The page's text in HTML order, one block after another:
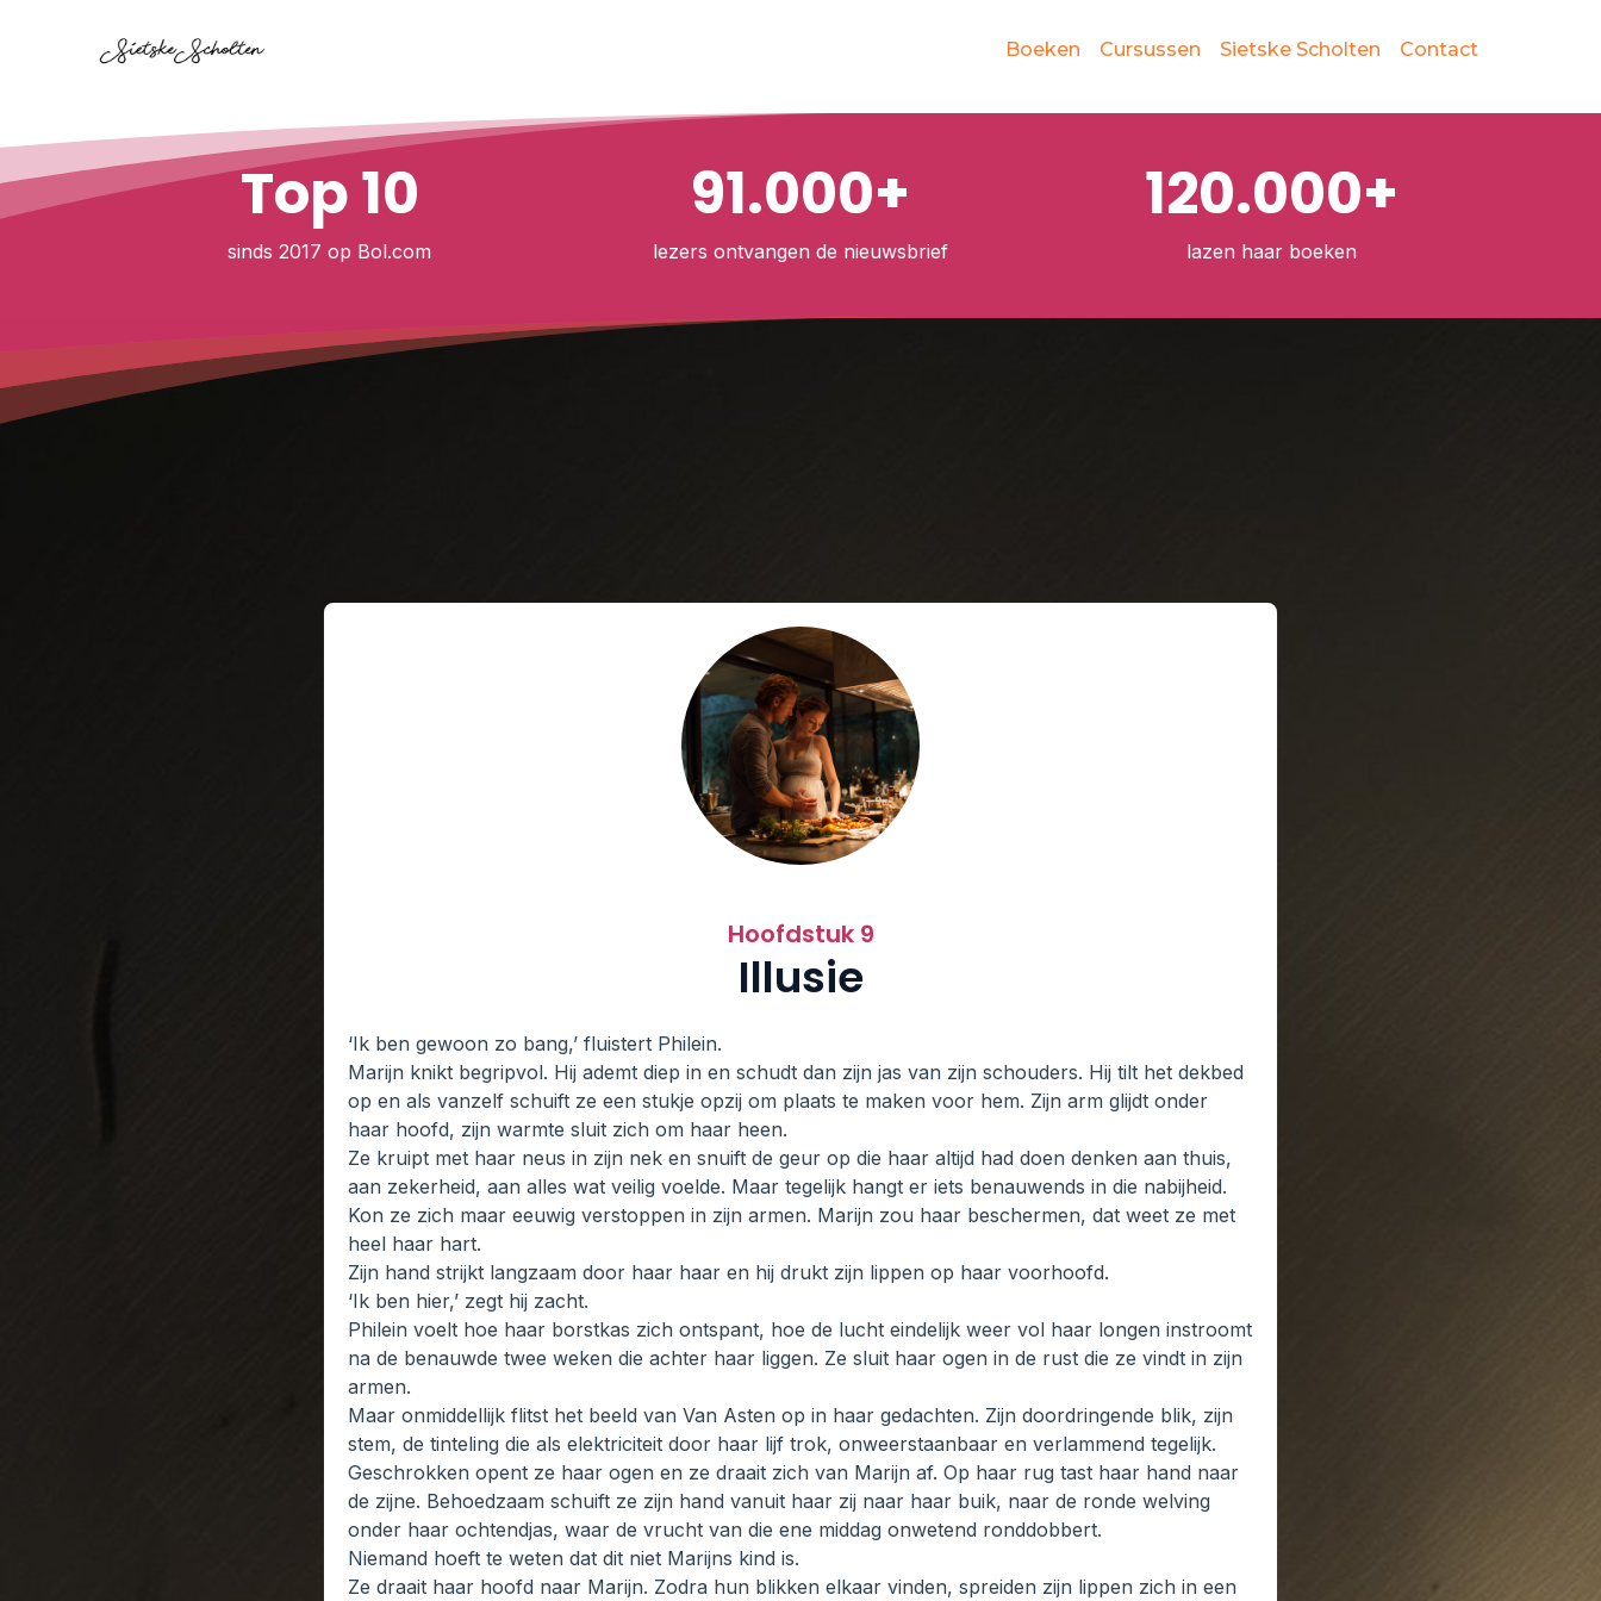
Boeken Cursussen Sietske Scholten Contact
Top 10
sinds 2017 op Bol.com
91.000+
lezers ontvangen de nieuwsbrief
120.000+
lazen haar boeken
Hoofdstuk 9
Illusie
‘Ik ben gewoon zo bang,’ fluistert Philein.
Marijn knikt begripvol. Hij ademt diep in en schudt dan zijn jas van zijn schouders. Hij tilt het dekbed
op en als vanzelf schuift ze een stukje opzij om plaats te maken voor hem. Zijn arm glijdt onder
haar hoofd, zijn warmte sluit zich om haar heen.
Ze kruipt met haar neus in zijn nek en snuift de geur op die haar altijd had doen denken aan thuis,
aan zekerheid, aan alles wat veilig voelde. Maar tegelijk hangt er iets benauwends in die nabijheid.
Kon ze zich maar eeuwig verstoppen in zijn armen. Marijn zou haar beschermen, dat weet ze met
heel haar hart.
Zijn hand strijkt langzaam door haar haar en hij drukt zijn lippen op haar voorhoofd.
‘Ik ben hier,’ zegt hij zacht.
Philein voelt hoe haar borstkas zich ontspant, hoe de lucht eindelijk weer vol haar longen instroomt
na de benauwde twee weken die achter haar liggen. Ze sluit haar ogen in de rust die ze vindt in zijn
armen.
Maar onmiddellijk flitst het beeld van Van Asten op in haar gedachten. Zijn doordringende blik, zijn
stem, de tinteling die als elektriciteit door haar lijf trok, onweerstaanbaar en verlammend tegelijk.
Geschrokken opent ze haar ogen en ze draait zich van Marijn af. Op haar rug tast haar hand naar
de zijne. Behoedzaam schuift ze zijn hand vanuit haar zij naar haar buik, naar de ronde welving
onder haar ochtendjas, waar de vrucht van die ene middag onwetend ronddobbert.
Niemand hoeft te weten dat dit niet Marijns kind is.
Ze draait haar hoofd naar Marijn. Zodra hun blikken elkaar vinden, spreiden zijn lippen zich in een